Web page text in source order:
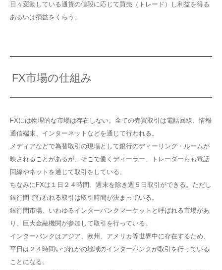
日々変動している通貨の値段に応じて買売（トレード）し利益を得る
あるいは損益をくらう。
FX市場の仕組み
FXには物理的な市場は存在しない。全ての売買取引は電話回線、情報
通信端末、インターネットなどを通じて行われる。
メディアなどで為替取引の現場として銀行のディーリング・ルームが
映されることがあるが、そこで働くディーラー、トレーダーらも電話
回線やネットを通じて取引をしている。
ちなみにFXは１日２４時間、週末を除き週５日取引ができる。ただし
銀行間で行われる取引は取引時間が決まっている。
銀行間市場、いわゆるインターバンクマーケットと呼ばれる市場があ
り、巨大金融機関が参加して取引を行っている。
インターバンクはアジア、欧州、アメリカ等世界中に存在するため、
平日は２４時間いづれかの地域のインターバンクが取引を行っている
ことになる。